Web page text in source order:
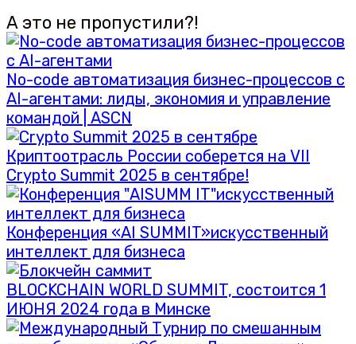
А это не пропустили?!
No-code автоматизация бизнес-процессов с
AI-агентами: лиды, экономия и управление
командой | ASCN
Криптоотрасль России соберется на VII
Crypto Summit 2025 в сентябре!
Конференция «AI SUMMIT»искусственный
интеллект для бизнеса
BLOCKCHAIN WORLD SUMMIT, состоится 1
ИЮНЯ 2024 года в Минске